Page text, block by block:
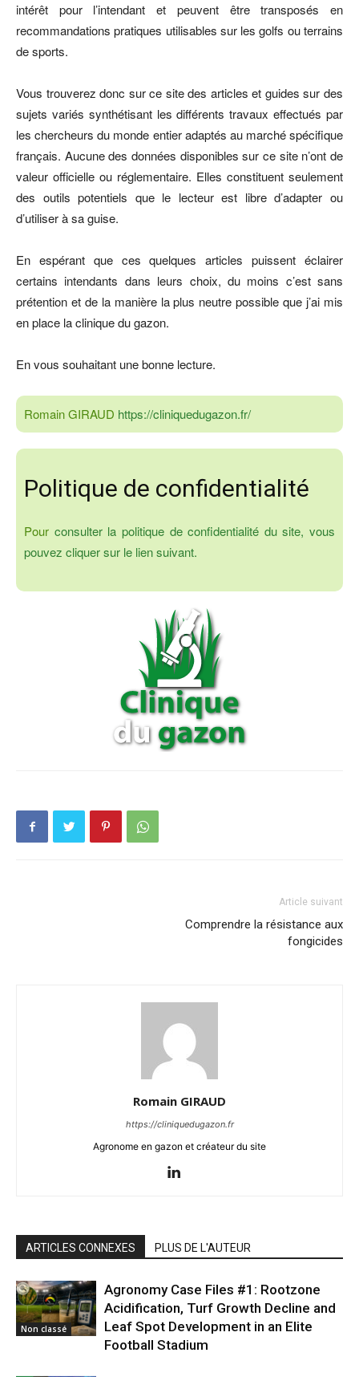
intérêt pour l’intendant et peuvent être transposés en
recommandations pratiques utilisables sur les golfs ou terrains
de sports.
Vous trouverez donc sur ce site des articles et guides sur des
sujets variés synthétisant les différents travaux effectués par
les chercheurs du monde entier adaptés au marché spécifique
français. Aucune des données disponibles sur ce site n’ont de
valeur officielle ou réglementaire. Elles constituent seulement
des outils potentiels que le lecteur est libre d’adapter ou
d’utiliser à sa guise.
En espérant que ces quelques articles puissent éclairer
certains intendants dans leurs choix, du moins c’est sans
prétention et de la manière la plus neutre possible que j’ai mis
en place la clinique du gazon.
En vous souhaitant une bonne lecture.
Romain GIRAUD https://cliniquedugazon.fr/
Politique de confidentialité
Pour consulter la politique de confidentialité du site, vous
pouvez cliquer sur le lien suivant.
Article suivant
Comprendre la résistance aux
fongicides
Romain GIRAUD
https://cliniquedugazon.fr
Agronome en gazon et créateur du site
ARTICLES CONNEXES PLUS DE L'AUTEUR
Non classé
Agronomy Case Files #1: Rootzone
Acidification, Turf Growth Decline and
Leaf Spot Development in an Elite
Football Stadium